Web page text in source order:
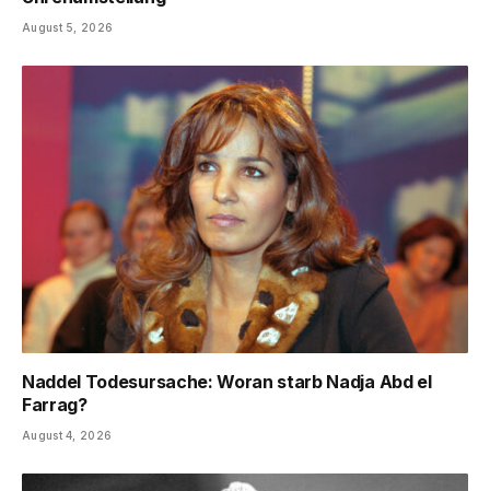
August 5, 2026
Naddel Todesursache: Woran starb Nadja Abd el
Farrag?
August 4, 2026